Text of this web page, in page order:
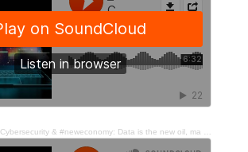
Cybersecurity & #neweconomy: Data is the new oil, ma chi è (davvero) cyber-ready? -(p.2)